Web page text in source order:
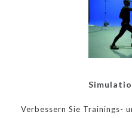
Verbessern Sie Trainings-